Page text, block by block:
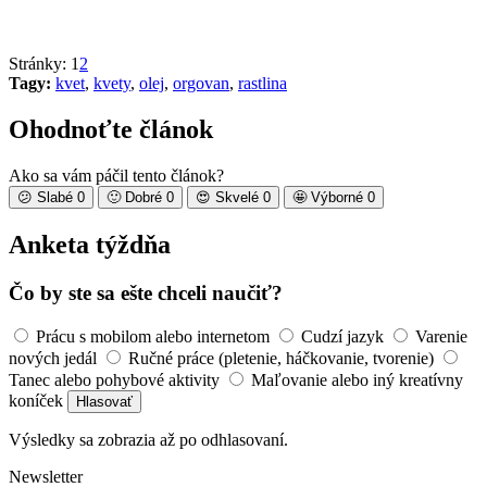
Stránky: 1 2
Tagy: kvet, kvety, olej, orgovan, rastlina
Ohodnoťte článok
Ako sa vám páčil tento článok?
😕 Slabé 0 🙂 Dobré 0 😍 Skvelé 0 🤩 Výborné 0
Anketa týždňa
Čo by ste sa ešte chceli naučiť?
Prácu s mobilom alebo internetom Cudzí jazyk
Varenie
nových jedál
Ručné práce (pletenie, háčkovanie, tvorenie)
Tanec alebo pohybové aktivity
Maľovanie alebo iný kreatívny
koníček
Hlasovať
Výsledky sa zobrazia až po odhlasovaní.
Newsletter